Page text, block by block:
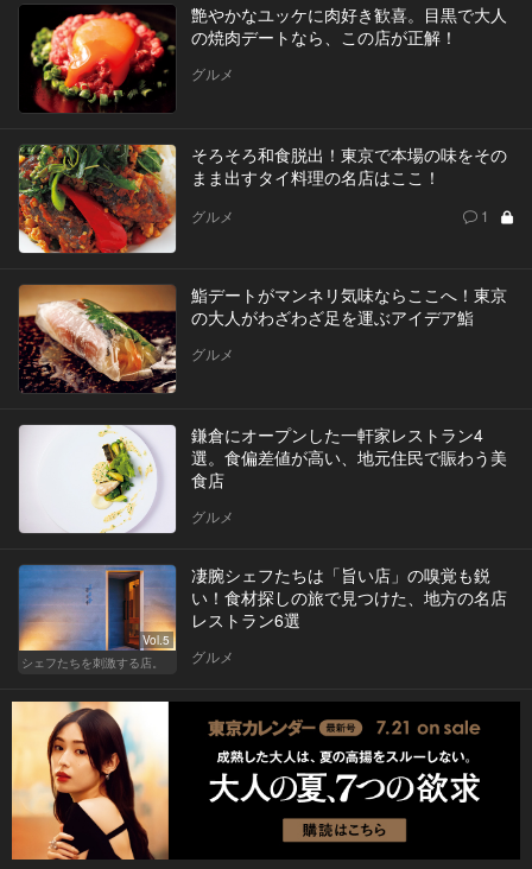
艶やかなユッケに肉好き歓喜。目黒で大人
の焼肉デートなら、この店が正解！
グルメ
そろそろ和食脱出！東京で本場の味をその
まま出すタイ料理の名店はここ！
グルメ 1
鮨デートがマンネリ気味ならここへ！東京
の大人がわざわざ足を運ぶアイデア鮨
グルメ
鎌倉にオープンした一軒家レストラン4
選。食偏差値が高い、地元住民で賑わう美
食店
グルメ
Vol.5
シェフたちを刺激する店。
凄腕シェフたちは「旨い店」の嗅覚も鋭
い！食材探しの旅で見つけた、地方の名店
レストラン6選
グルメ